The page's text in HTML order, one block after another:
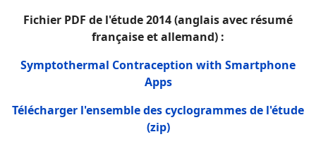
Fichier PDF de l'étude 2014 (anglais avec résumé
française et allemand) :
Symptothermal Contraception with Smartphone
Apps
Télécharger l'ensemble des cyclogrammes de l'étude
(zip)